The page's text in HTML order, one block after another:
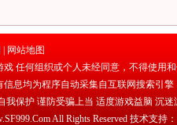
网站地图
戏 任何组织或个人未经同意，不得使用
信息均为程序自动采集自互联网搜索引
我保护 谨防受骗上当 适度游戏益脑 沉
All Rights Reserved 技术支持：